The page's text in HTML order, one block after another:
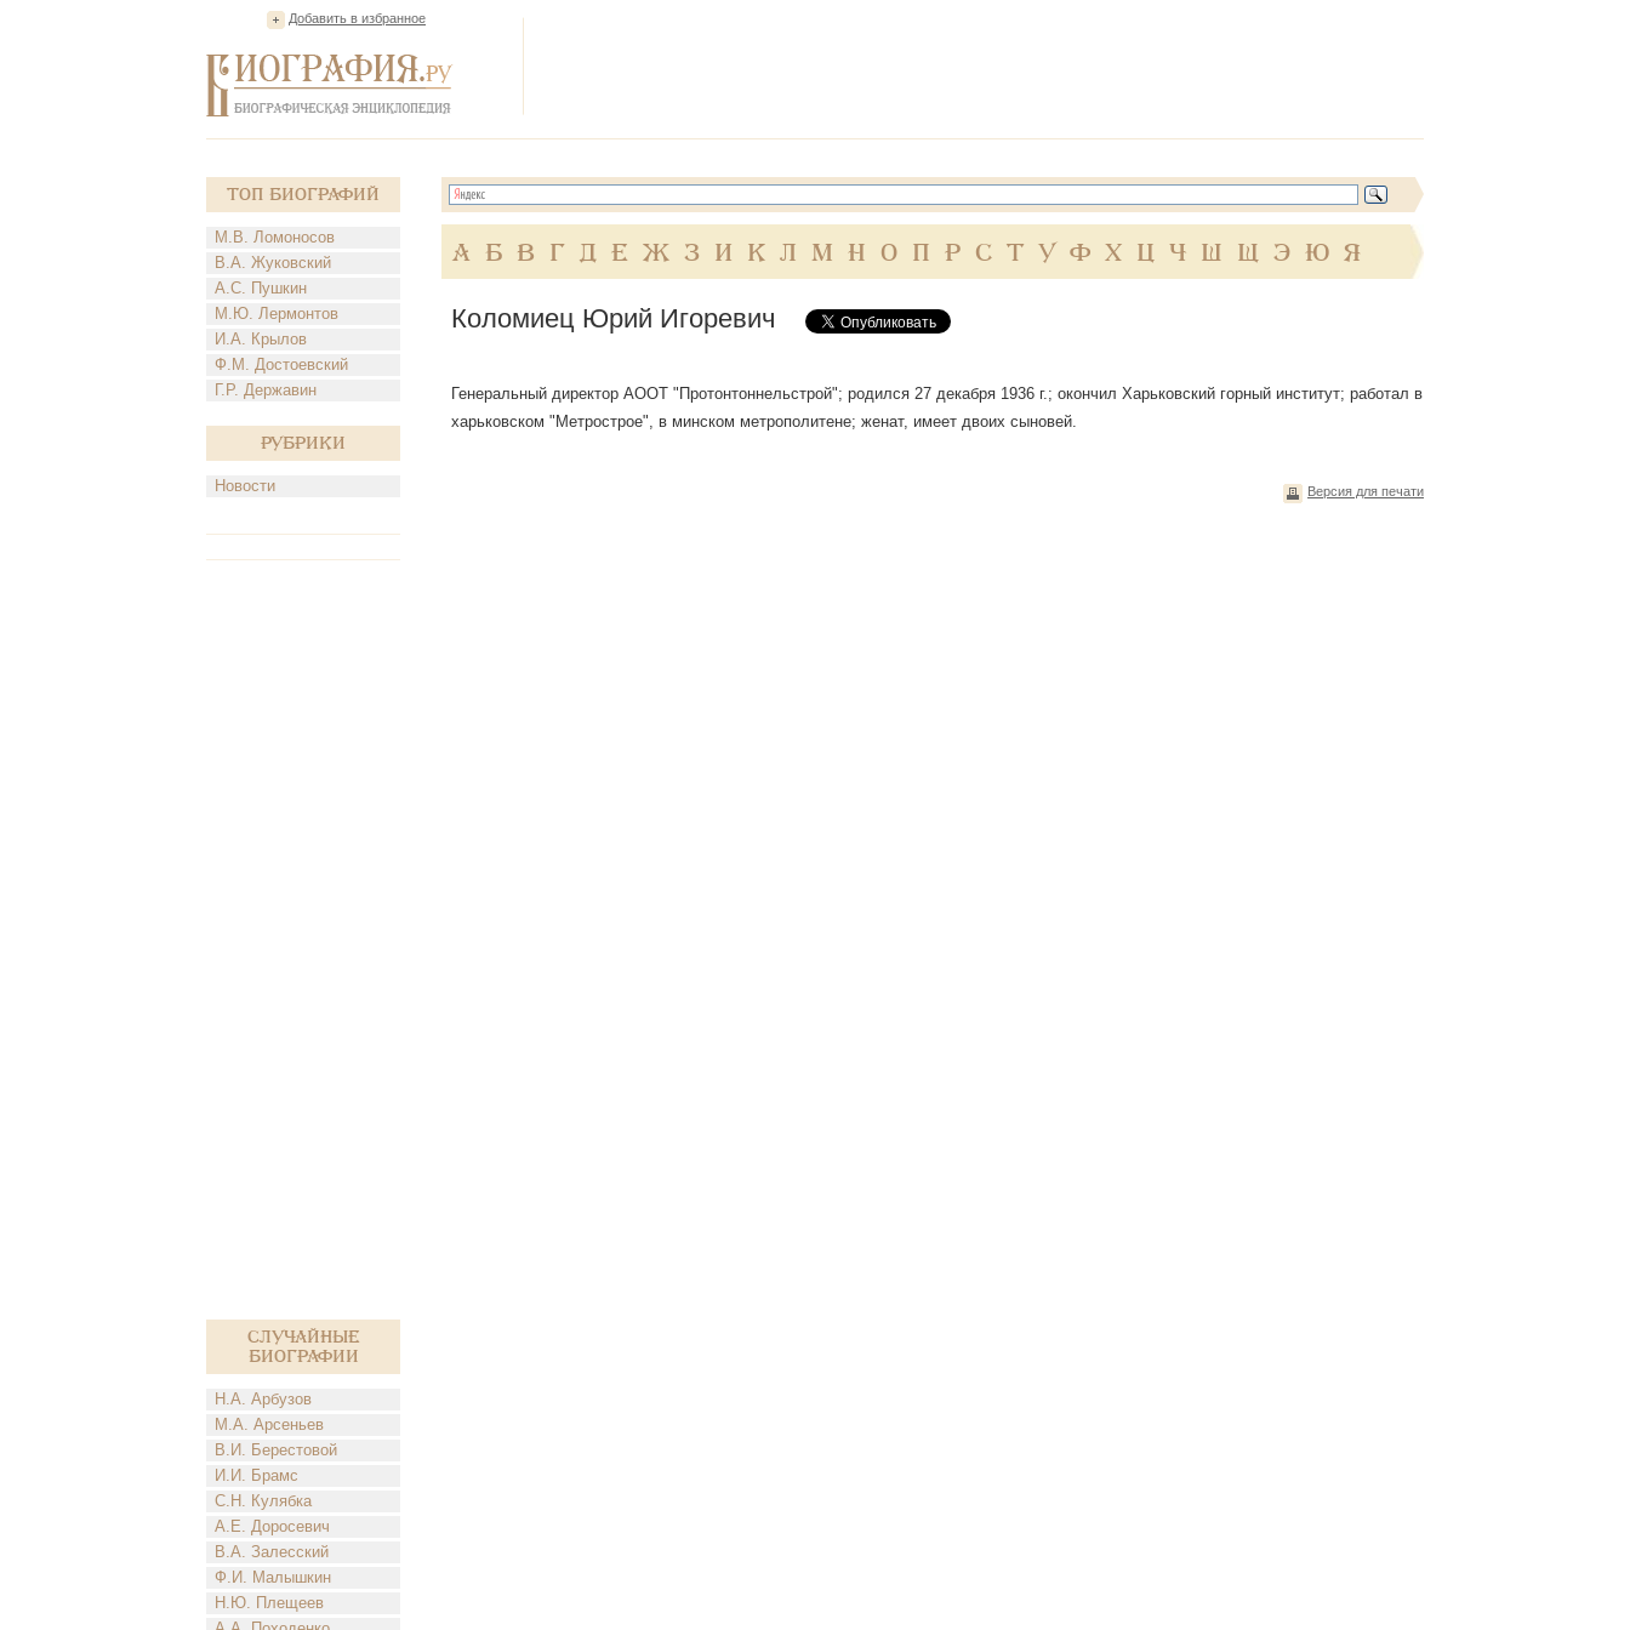
Добавить в избранное
Топ Биографий
М.В. Ломоносов
В.А. Жуковский
А.С. Пушкин
М.Ю. Лермонтов
И.А. Крылов
Ф.М. Достоевский
Г.Р. Державин
Рубрики
Новости
Случайные
биографии
Н.А. Арбузов
М.А. Арсеньев
В.И. Берестовой
И.И. Брамс
С.Н. Кулябка
А.Е. Доросевич
В.А. Залесский
Ф.И. Малышкин
Н.Ю. Плещеев
А Б В Г Д Е Ж З И К Л М Н О П Р С Т У Ф Х Ц Ч Ш Щ Э Ю Я
Коломиец Юрий Игоревич
Генеральный директор АООТ "Протонтоннельстрой"; родился 27 декабря 1936 г.; окончил Харьковский горный институт; работал в
харьковском "Метрострое", в минском метрополитене; женат, имеет двоих сыновей.
Версия для печати